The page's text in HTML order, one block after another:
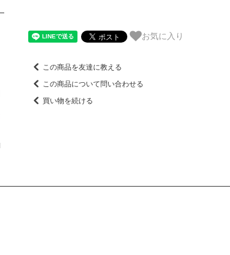
お気に入り
この商品を友達に教える
この商品について問い合わせる
買い物を続ける